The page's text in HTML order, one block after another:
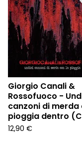
Giorgio Canali &
Rossofuoco -
canzoni di merda
pioggia dentro
12,90 €